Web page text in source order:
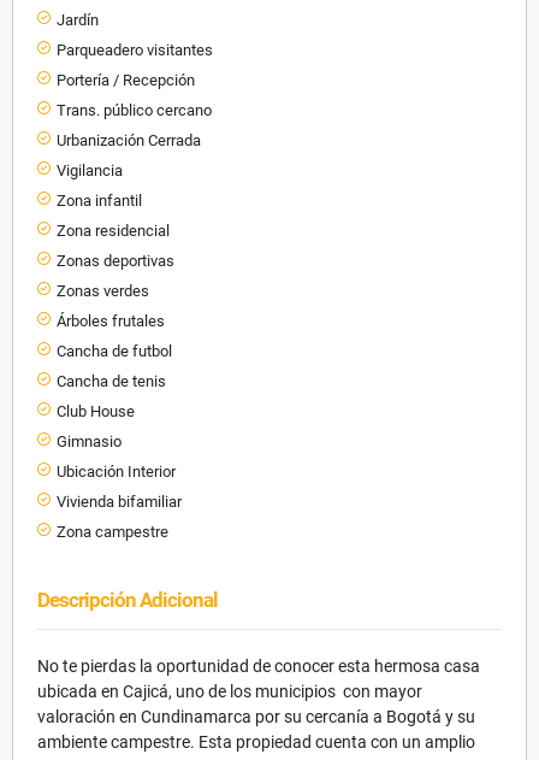
Jardín
Parqueadero visitantes
Portería / Recepción
Trans. público cercano
Urbanización Cerrada
Vigilancia
Zona infantil
Zona residencial
Zonas deportivas
Zonas verdes
Árboles frutales
Cancha de futbol
Cancha de tenis
Club House
Gimnasio
Ubicación Interior
Vivienda bifamiliar
Zona campestre
Descripción Adicional
No te pierdas la oportunidad de conocer esta hermosa casa
ubicada en Cajicá, uno de los municipios con mayor
valoración en Cundinamarca por su cercanía a Bogotá y su
ambiente campestre. Esta propiedad cuenta con un amplio